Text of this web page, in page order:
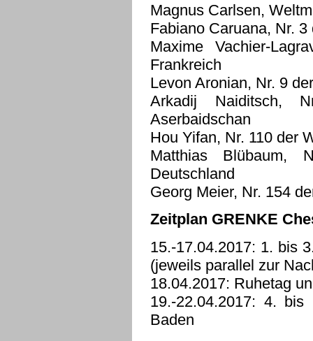
Magnus Carlsen,
Fabiano Caruana, Nr.
Maxime Vachier-
Frankreich
Levon Aronian, Nr. 9
Arkadij Naiditsch,
Aserbaidschan
Hou Yifan, Nr. 110 der
Matthias Blübaum,
Deutschland
Georg Meier, Nr. 154
Zeitplan GRENKE
15.-17.04.2017: 1. bis
(jeweils parallel zur
18.04.2017: Ruhetag
19.-22.04.2017: 4.
Baden